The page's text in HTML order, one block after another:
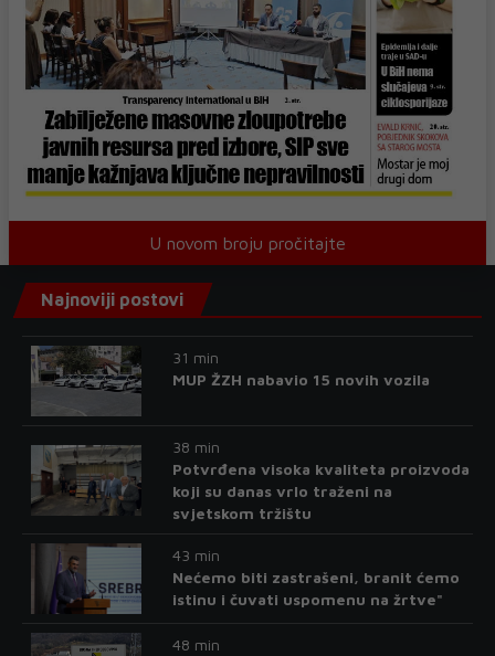
U novom broju pročitajte
Najnoviji postovi
31 min
MUP ŽZH nabavio 15 novih vozila
38 min
Potvrđena visoka kvaliteta proizvoda
koji su danas vrlo traženi na
svjetskom tržištu
43 min
Nećemo biti zastrašeni, branit ćemo
istinu i čuvati uspomenu na žrtve"
48 min